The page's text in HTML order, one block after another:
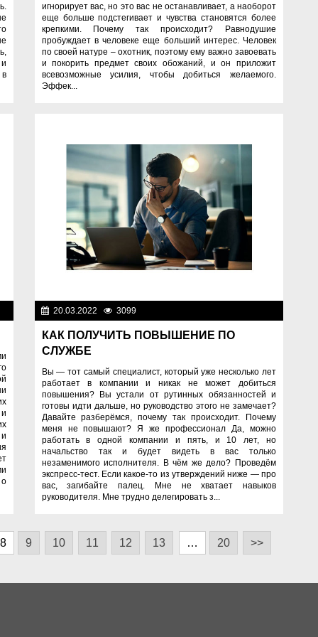
игнорирует вас, но это вас не останавливает, а наоборот
еще больше подстегивает и чувства становятся более
крепкими. Почему так происходит? Равнодушие
пробуждает в человеке еще больший интерес. Человек
по своей натуре – охотник, поэтому ему важно завоевать
и покорить предмет своих обожаний, и он приложит
всевозможные усилия, чтобы добиться желаемого.
Эффек...
20.03.2022 3099
КАК ПОЛУЧИТЬ ПОВЫШЕНИЕ ПО
СЛУЖБЕ
Вы — тот самый специалист, который уже несколько лет
работает в компании и никак не может добиться
повышения? Вы устали от рутинных обязанностей и
готовы идти дальше, но руководство этого не замечает?
Давайте разберёмся, почему так происходит. Почему
меня не повышают? Я же профессионал Да, можно
работать в одной компании и пять, и 10 лет, но
начальство так и будет видеть в вас только
незаменимого исполнителя. В чём же дело? Проведём
экспресс-тест. Если какое-то из утверждений ниже — про
вас, загибайте палец. Мне не хватает навыков
руководителя. Мне трудно делегировать з...
8 9 10 11 12 13 … 20 >>